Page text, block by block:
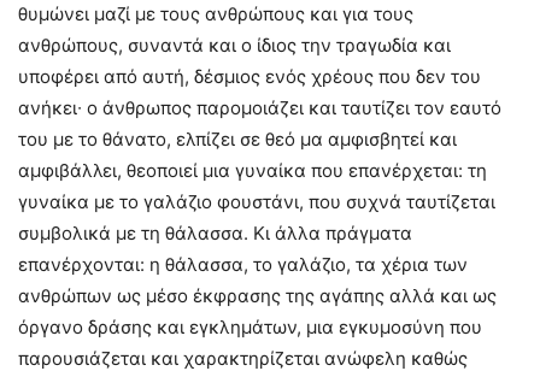
θυμώνει μαζί με τους ανθρώπους και για τους
ανθρώπους, συναντά και ο ίδιος την τραγωδία και
υποφέρει από αυτή, δέσμιος ενός χρέους που δεν του
ανήκει∙ ο άνθρωπος παρομοιάζει και ταυτίζει τον εαυτό
του με το θάνατο, ελπίζει σε θεό μα αμφισβητεί και
αμφιβάλλει, θεοποιεί μια γυναίκα που επανέρχεται: τη
γυναίκα με το γαλάζιο φουστάνι, που συχνά ταυτίζεται
συμβολικά με τη θάλασσα. Κι άλλα πράγματα
επανέρχονται: η θάλασσα, το γαλάζιο, τα χέρια των
ανθρώπων ως μέσο έκφρασης της αγάπης αλλά και ως
όργανο δράσης και εγκλημάτων, μια εγκυμοσύνη που
παρουσιάζεται και χαρακτηρίζεται ανώφελη καθώς